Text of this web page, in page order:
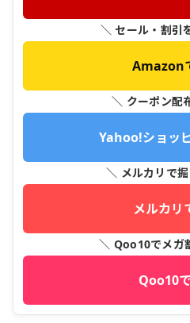
＼ セール・割引
Amazon
＼ クーポン配
Yahoo!ショッ
＼ メルカリで
メルカリ
＼ Qoo10でメガ
Qoo10